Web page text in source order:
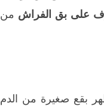
على بق الفراش من
بقع صغيرة من الدم